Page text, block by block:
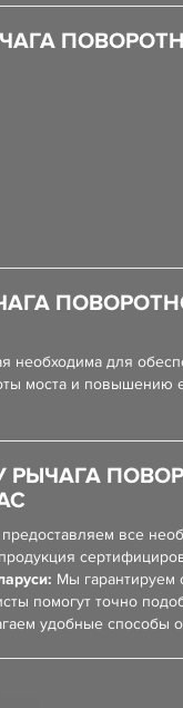
необходима для
моста и повышению
все
Мы гарантируем
помогут точно
удобные способы